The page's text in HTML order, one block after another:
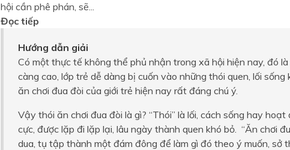
hội cần phê phán, sẽ...
Đọc tiếp
Hướng dẫn giải
Có một thực tế không thể phủ nhận trong xã hội hiện nay, đó
càng cao, lớp trẻ dễ dàng bị cuốn vào những thói quen, lối
ăn chơi đua đòi của giới trẻ hiện nay rất đáng chú ý.
Vậy thói ăn chơi đua đòi là gì? “Thói” là lối, cách sống hay
cực, được lặp đi lặp lại, lâu ngày thành quen khó bỏ. “Ăn chơi
dua, tụ tập thành một đám đông để làm gì đó theo ý muốn, sở